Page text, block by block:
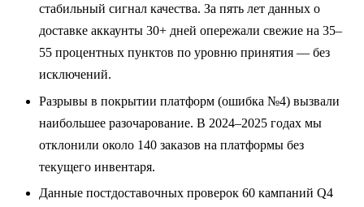
стабильный сигнал качества. За пять лет данных о
доставке аккаунты 30+ дней опережали свежие на 35–
55 процентных пунктов по уровню принятия — без
исключений.
Разрывы в покрытии платформ (ошибка №4) вызвали
наибольшее разочарование. В 2024–2025 годах мы
отклонили около 140 заказов на платформы без
текущего инвентаря.
Данные постдоставочных проверок 60 кампаний Q4